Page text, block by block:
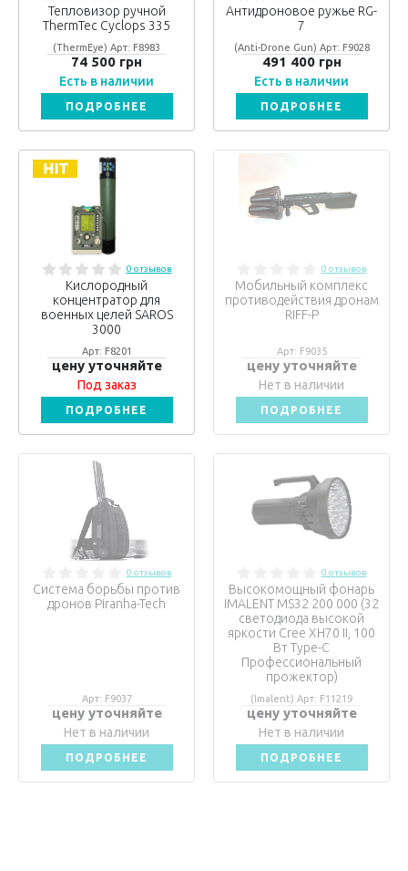
Тепловизор ручной
ThermTec Cyclops 335
(ThermEye) Арт: F8983
74 500 грн
Есть в наличии
ПОДРОБНЕЕ
Антидроновое ружье RG-
7
(Anti-Drone Gun) Арт: F9028
491 400 грн
Есть в наличии
ПОДРОБНЕЕ
0 отзывов
Кислородный
концентратор для
военных целей SAROS
3000
Арт: F8201
цену уточняйте
Под заказ
ПОДРОБНЕЕ
0 отзывов
Мобильный комплекс
противодействия дронам
RIFF-P
Арт: F9035
цену уточняйте
Нет в наличии
ПОДРОБНЕЕ
0 отзывов
Система борьбы против
дронов Piranha-Tech
Арт: F9037
цену уточняйте
Нет в наличии
ПОДРОБНЕЕ
0 отзывов
Высокомощный фонарь
IMALENT MS32 200 000 (32
светодиода высокой
яркости Cree XH70 II, 100
Вт Type-C
Профессиональный
прожектор)
(Imalent) Арт: F11219
цену уточняйте
Нет в наличии
ПОДРОБНЕЕ